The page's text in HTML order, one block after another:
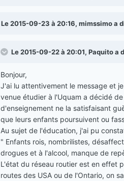
Le 2015-09-23 à 20:16, mimssimo a
Le 2015-09-22 à 20:01, Paquito a
Bonjour,
J'ai lu attentivement le message et
venue étudier à l'Uquam a décidé
d'enseignement ne la satisfaisant
que leurs enfants poursuivent ou
Au sujet de l'éducation, j'ai pu
" Enfants rois, nombrilistes,
drogues et à l'alcool, manque de
L'état du réseau routier est en effet
routes des USA ou de l'Ontario, on